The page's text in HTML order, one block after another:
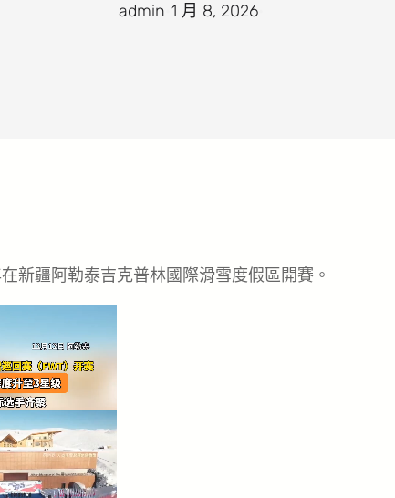
admin 1 月 8, 2026·
新疆阿勒泰吉克普林國際滑雪度假區開賽。